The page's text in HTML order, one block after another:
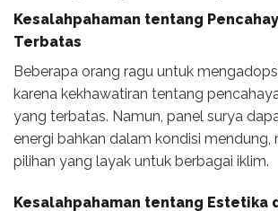
Kesalahpahaman tentang
Terbatas
Beberapa orang ragu untuk
karena kekhawatiran tentang
yang terbatas. Namun, panel surya
energi bahkan dalam kondisi mendung,
pilihan yang layak untuk berbagai iklim.
Kesalahpahaman tentang Estetika